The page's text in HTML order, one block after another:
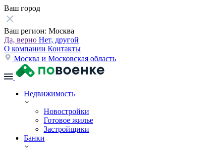
Ваш город
Ваш регион: Москва
Да, верно Нет, другой
О компании Контакты
Москва и Московская область
Недвижимость
Новостройки
Готовое жилье
Застройщики
Банки